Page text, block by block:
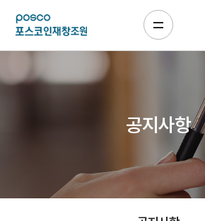
공지사항